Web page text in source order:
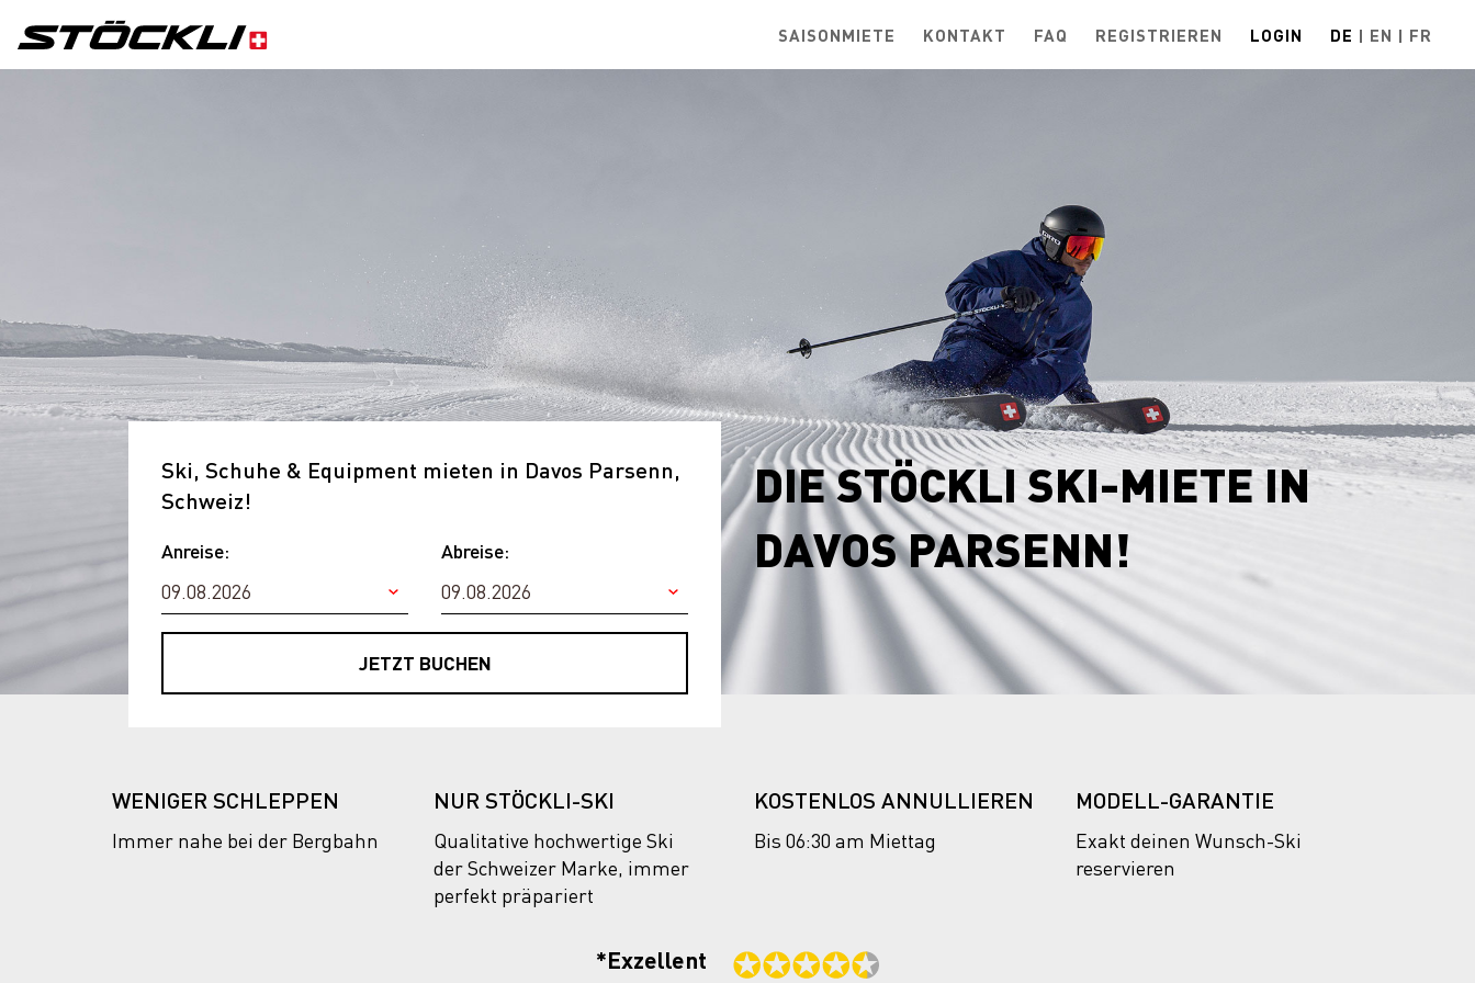
SAISONMIETE KONTAKT FAQ REGISTRIEREN LOGIN DE EN FR
Ski, Schuhe & Equipment mieten in Davos Parsenn,
Schweiz!
Anreise: Abreise:
JETZT BUCHEN
DIE STÖCKLI SKI-MIETE IN
DAVOS PARSENN!
WENIGER SCHLEPPEN
Immer nahe bei der Bergbahn
NUR STÖCKLI-SKI
Qualitative hochwertige Ski
der Schweizer Marke, immer
perfekt präpariert
KOSTENLOS ANNULLIEREN
Bis 06:30 am Miettag
MODELL-GARANTIE
Exakt deinen Wunsch-Ski
reservieren
*Exzellent